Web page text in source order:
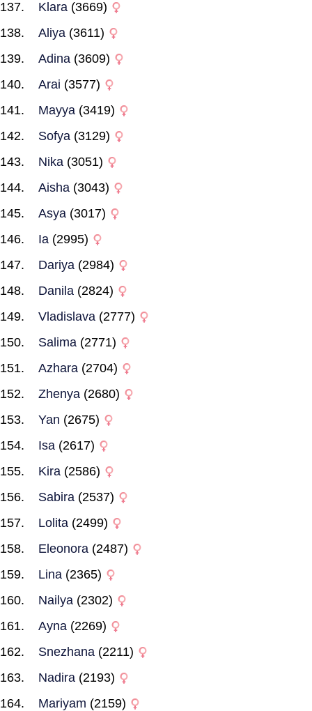
Klara (3669)
Aliya (3611)
Adina (3609)
Arai (3577)
Mayya (3419)
Sofya (3129)
Nika (3051)
Aisha (3043)
Asya (3017)
Ia (2995)
Dariya (2984)
Danila (2824)
Vladislava (2777)
Salima (2771)
Azhara (2704)
Zhenya (2680)
Yan (2675)
Isa (2617)
Kira (2586)
Sabira (2537)
Lolita (2499)
Eleonora (2487)
Lina (2365)
Nailya (2302)
Ayna (2269)
Snezhana (2211)
Nadira (2193)
Mariyam (2159)